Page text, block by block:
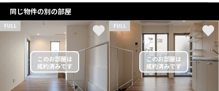
同じ物件の別の部屋
FULL FULL